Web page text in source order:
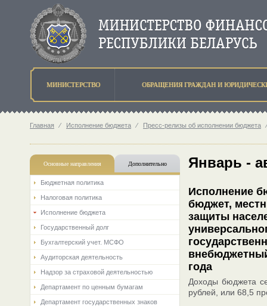
МИНИСТЕРСТВО ОБРАЩЕНИЯ ГРАЖДАН И
Главная ⁄ Исполнение бюджета ⁄ Пресс-релизы об исполнении бюджета ⁄
Основные направления Дополнительно
Бюджетная политика
Налоговая политика
Исполнение бюджета
Государственный долг
Бухгалтерский учет. МСФО
Аудиторская деятельность
Надзор за страховой деятельностью
Департамент по ценным бумагам
Департамент государственных знаков
Январь -
Исполнение
бюджет,
защиты
года
Доходы бюджета
рублей, или 68,5